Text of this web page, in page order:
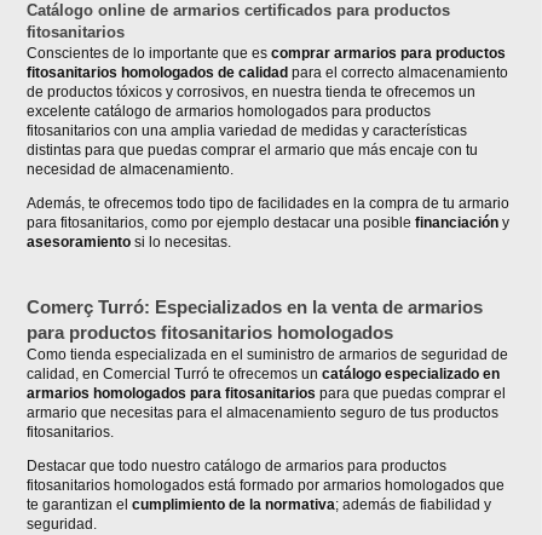
Catálogo online de armarios certificados para productos
fitosanitarios
Conscientes de lo importante que escomprar armarios para productos
fitosanitarios homologados de calidad para el correcto almacenamiento
de productos tóxicos y corrosivos, en nuestra tienda te ofrecemos un
excelente catálogo de armarios homologados para productos
fitosanitarios con una amplia variedad de medidas y características
distintas para que puedas comprar el armario que más encaje con tu
necesidad de almacenamiento.
Además, te ofrecemos todo tipo de facilidades en la compra de tu armario
para fitosanitarios, como por ejemplo destacar una posiblefinanciación y
asesoramiento si lo necesitas.
Comerç Turró: Especializados en la venta de armarios
para productos fitosanitarios homologados
Como tienda especializada en el suministro de armarios de seguridad de
calidad, en Comercial Turró te ofrecemos un catálogo especializado en
armarios homologados para fitosanitariospara que puedas comprar el
armario que necesitas para el almacenamiento seguro de tus productos
fitosanitarios.
Destacar que todo nuestro catálogo de armarios para productos
fitosanitarios homologados está formado por armarios homologados que
te garantizan elcumplimiento de la normativa; además de fiabilidad y
seguridad.